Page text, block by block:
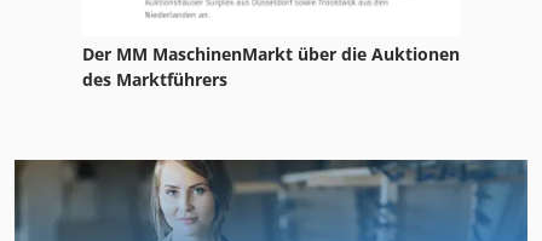
Der MM MaschinenMarkt über die Auktionen
des Marktführers